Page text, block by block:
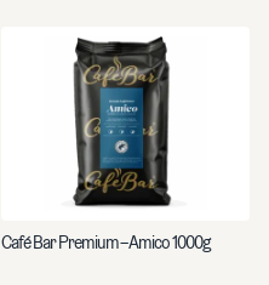
Café Bar Premium – Amico 1000g